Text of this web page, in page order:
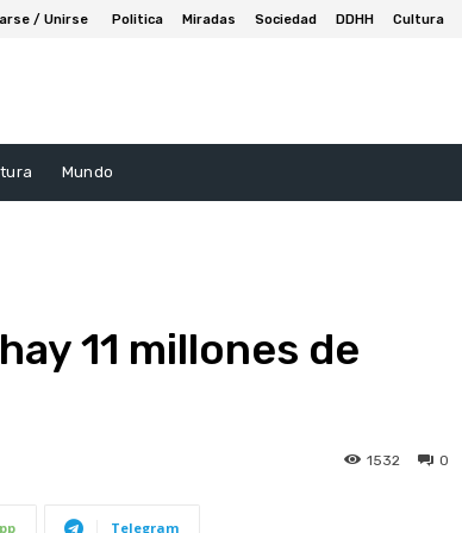
/ Unirse Politica Miradas Sociedad DDHH Cultura
Mundo
11 millones de
0
1532
Telegram